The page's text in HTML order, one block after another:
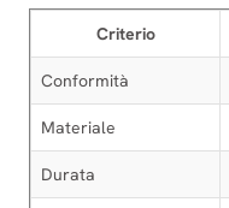
Criterio
Conformità
Materiale
Durata